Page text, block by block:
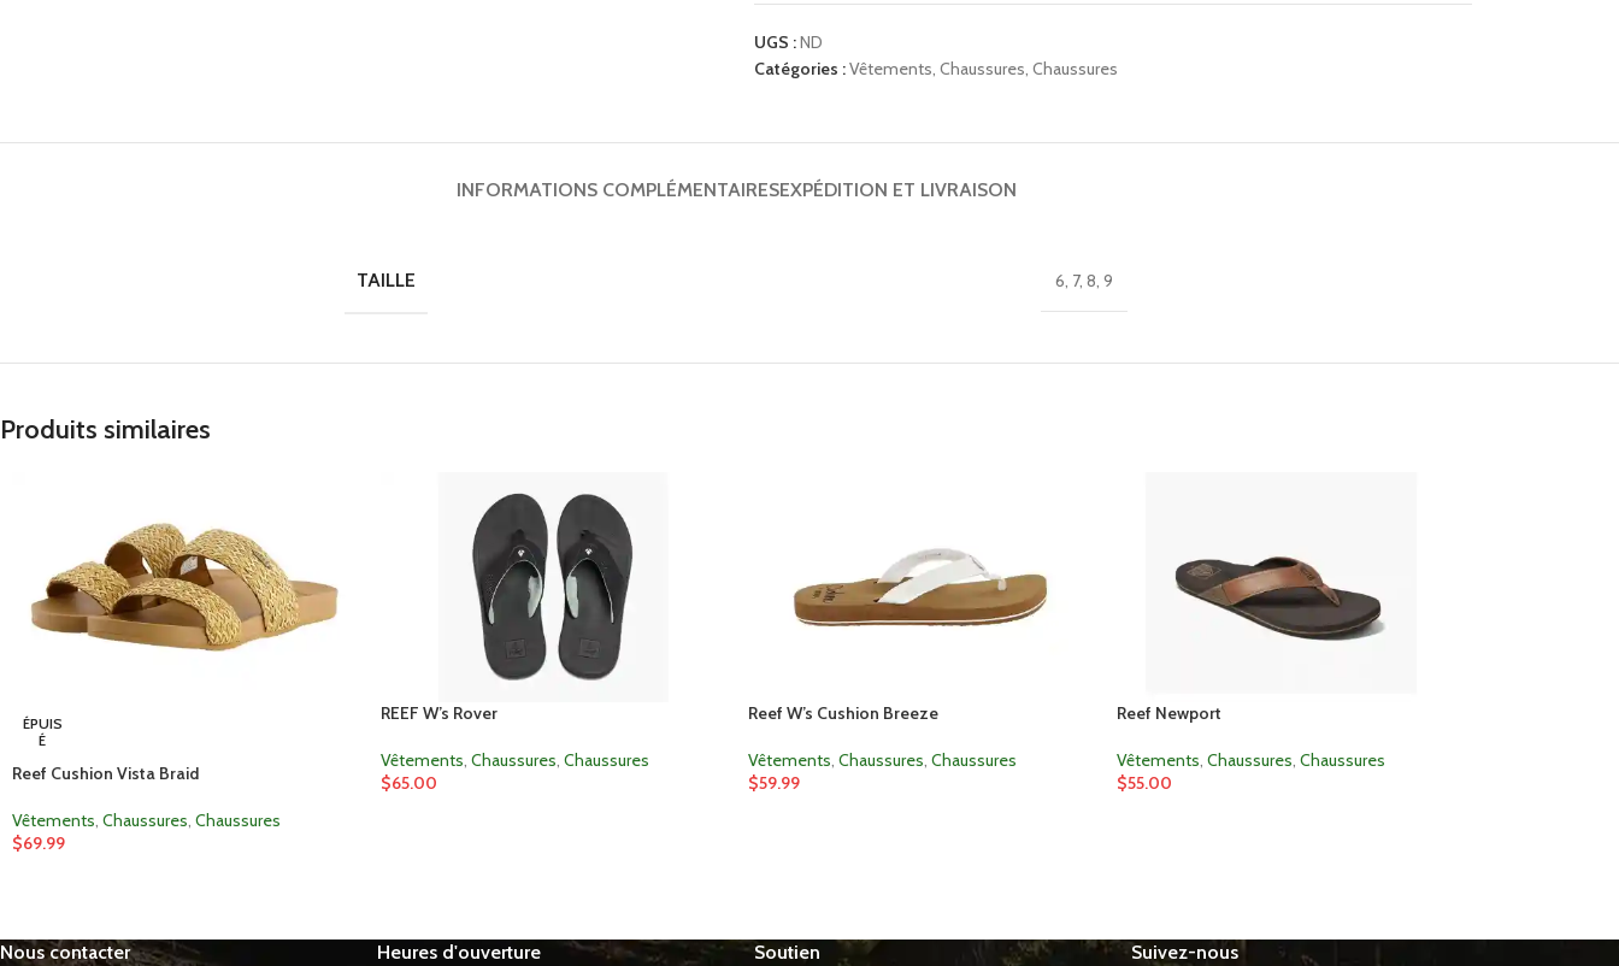
UGS :ND
Catégories :Vêtements, Chaussures, Chaussures
INFORMATIONS COMPLÉMENTAIRESEXPÉDITION ET LIVRAISON
TAILLE 6, 7, 8, 9
Produits similaires
ÉPUIS
É
Reef Cushion Vista Braid
Vêtements Chaussures Chaussures
$69.99
REEF W’s Rover
Vêtements Chaussures Chaussures
$65.00
Reef W’s Cushion Breeze
Vêtements Chaussures Chaussures
$59.99
Reef Newport
Vêtements Chaussures Chaussures
$55.00
Nous contacter Heures d'ouverture Soutien Suivez-nous